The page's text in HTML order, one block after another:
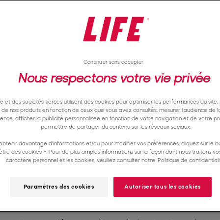
sont en danger. L’accès à une eau
en plus menacé dans le monde. Les besoins en
Nous respectons votre vie privée
et des sociétés tierces utilisent des cookies pour optimiser les performances du site,
de nos produits en fonction de ceux que vous avez consultés, mesurer l'audience de
afficher la publicité personnalisée en fonction de votre navigation et de votre
permettre de partager du contenu sur les réseaux sociaux.
davantage d'informations et/ou pour modifier vos préférences, cliquez sur le
des cookies ». Pour de plus amples informations sur la façon dont nous traitons
caractère personnel et les cookies, veuillez consulter notre Politique de
Paramètres des cookies Autoriser tous les cookies
Continuer sans accepter